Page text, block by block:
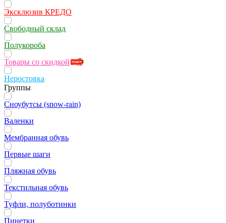
Эксклюзив КРЕДО
Свободный склад
Полукороба
Товары со скидкой
Неростовка
Группы
Сноубутсы (snow-rain)
Валенки
Мембранная обувь
Первые шаги
Пляжная обувь
Текстильная обувь
Туфли, полуботинки
Пинетки